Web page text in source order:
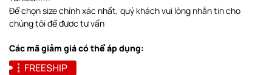
Để chọn size chính xác nhất, quý khách vui lòng nhắn tin cho
chúng tôi để đươc tư vấn
Các mã giảm giá có thể áp dụng:
FREESHIP